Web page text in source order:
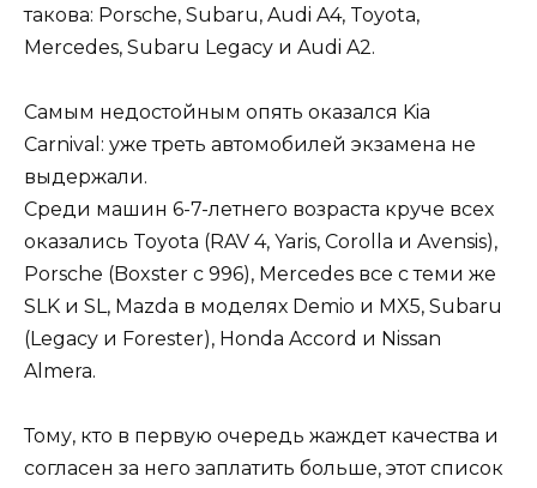
такова: Porsche, Subaru, Audi A4, Toyota,
Mercedes, Subaru Legacy и Audi A2.
Самым недостойным опять оказался Kia
Carnival: уже треть автомобилей экзамена не
выдержали.
Среди машин 6-7-летнего возраста круче всех
оказались Toyota (RAV 4, Yaris, Corolla и Avensis),
Porsche (Boxster с 996), Mercedes все с теми же
SLK и SL, Mazda в моделях Demio и MX5, Subaru
(Legacy и Forester), Honda Accord и Nissan
Almera.
Тому, кто в первую очередь жаждет качества и
согласен за него заплатить больше, этот список